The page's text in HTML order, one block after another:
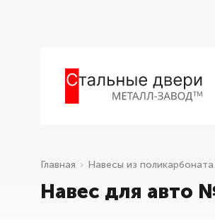
Навес для авто
Главная Навесы из поликарбоната